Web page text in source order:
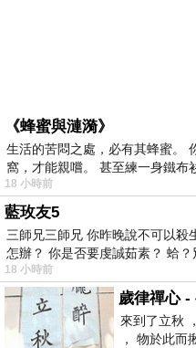
《蜂蜜與漣漪》
生活的苦悶之處，必有其蜂蜜。
窩，才能親嚐。 甚至練一身鐵布
18 小時前
藍玫友5
三師兄三師兄 你昨晚說不可以殺
怎辦？ 你是否要虔誠茹素？ 蛤
18 小時前
歲律禪心 -
來到了立秋
， 物於此而